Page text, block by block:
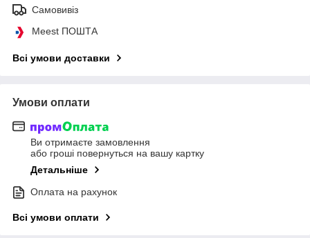
Самовивіз
Meest ПОШТА
Всі умови доставки
Умови оплати
Ви отримаєте замовлення
або гроші повернуться на вашу картку
Детальніше
Оплата на рахунок
Всі умови оплати